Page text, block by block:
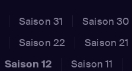
Saison 31 Saison 30
Saison 22 Saison 21
Saison 12 Saison 11